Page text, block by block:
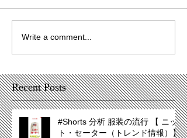
Write a comment...
Recent Posts
#Shorts 分析 服装の流行 【 ニッ
ト・セーター（トレンド情報）】